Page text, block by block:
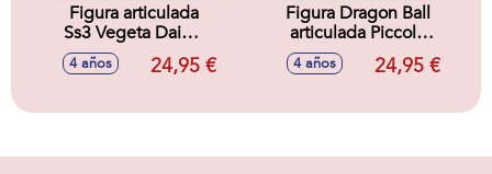
Figura articulada
Ss3 Vegeta Daima
Dragon Stars 17 cm
4 años 24,95 €
Figura Dragon Ball
articulada Piccolo
Dragon Stars 17 cm
4 años 24,95 €